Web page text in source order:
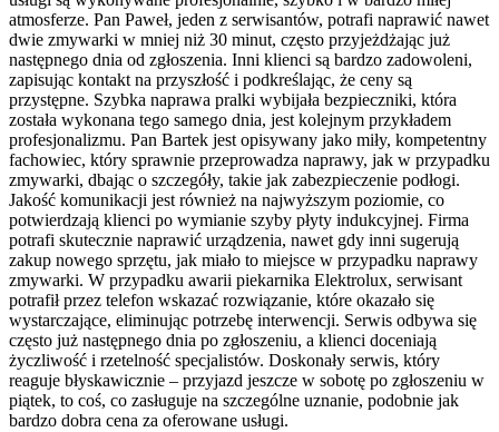
atmosferze. Pan Paweł, jeden z serwisantów, potrafi naprawić nawet
dwie zmywarki w mniej niż 30 minut, często przyjeżdżając już
następnego dnia od zgłoszenia. Inni klienci są bardzo zadowoleni,
zapisując kontakt na przyszłość i podkreślając, że ceny są
przystępne. Szybka naprawa pralki wybijała bezpieczniki, która
została wykonana tego samego dnia, jest kolejnym przykładem
profesjonalizmu. Pan Bartek jest opisywany jako miły, kompetentny
fachowiec, który sprawnie przeprowadza naprawy, jak w przypadku
zmywarki, dbając o szczegóły, takie jak zabezpieczenie podłogi.
Jakość komunikacji jest również na najwyższym poziomie, co
potwierdzają klienci po wymianie szyby płyty indukcyjnej. Firma
potrafi skutecznie naprawić urządzenia, nawet gdy inni sugerują
zakup nowego sprzętu, jak miało to miejsce w przypadku naprawy
zmywarki. W przypadku awarii piekarnika Elektrolux, serwisant
potrafił przez telefon wskazać rozwiązanie, które okazało się
wystarczające, eliminując potrzebę interwencji. Serwis odbywa się
często już następnego dnia po zgłoszeniu, a klienci doceniają
życzliwość i rzetelność specjalistów. Doskonały serwis, który
reaguje błyskawicznie – przyjazd jeszcze w sobotę po zgłoszeniu w
piątek, to coś, co zasługuje na szczególne uznanie, podobnie jak
bardzo dobra cena za oferowane usługi.